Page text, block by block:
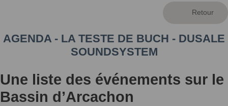
AGENDA - LA TESTE DE BUCH - DUSALE
SOUNDSYSTEM
Une liste des événements sur le
Bassin d’Arcachon